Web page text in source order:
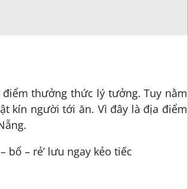
thưởng thức lý tưởng. Tuy nằm
kín người tới ăn. Vì đây là địa điểm